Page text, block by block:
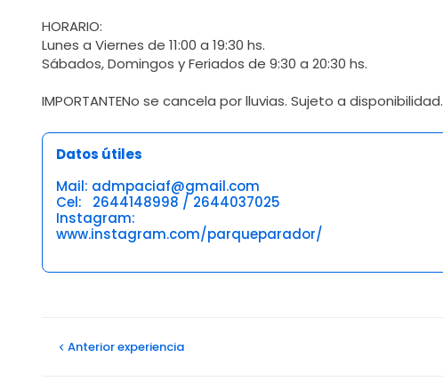
HORARIO:
Lunes a Viernes de 11:00 a 19:30 hs.
Sábados, Domingos y Feriados de 9:30 a 20:30 hs.
IMPORTANTENo se cancela por lluvias. Sujeto a disponibilidad.
Datos útiles
Mail: admpaciaf@gmail.com
Cel: 2644148998 / 2644037025
Instagram:
www.instagram.com/parqueparador/
Anteriorexperiencia